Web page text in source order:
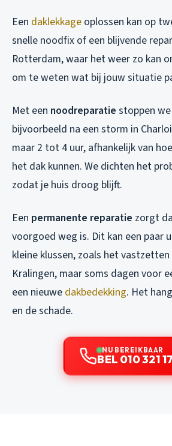
Een daklekkage oplossen kan op
snelle noodfix of een blijvende
Rotterdam, waar het weer zo kan
om te weten wat bij jouw situatie
Met een noodreparatie stoppen
bijvoorbeeld na een storm in
maar 2 tot 4 uur, afhankelijk van
het dak kunnen. We dichten het
zodat je huis droog blijft.
Een permanente reparatie zorgt
voorgoed weg is. Dit kan een paar
kleine klussen, zoals het vastzetten
Kralingen, maar soms dagen voor
een nieuwe dakbedekking. Het
en de schade.
NU BEREIKBAAR
BEL 010 321